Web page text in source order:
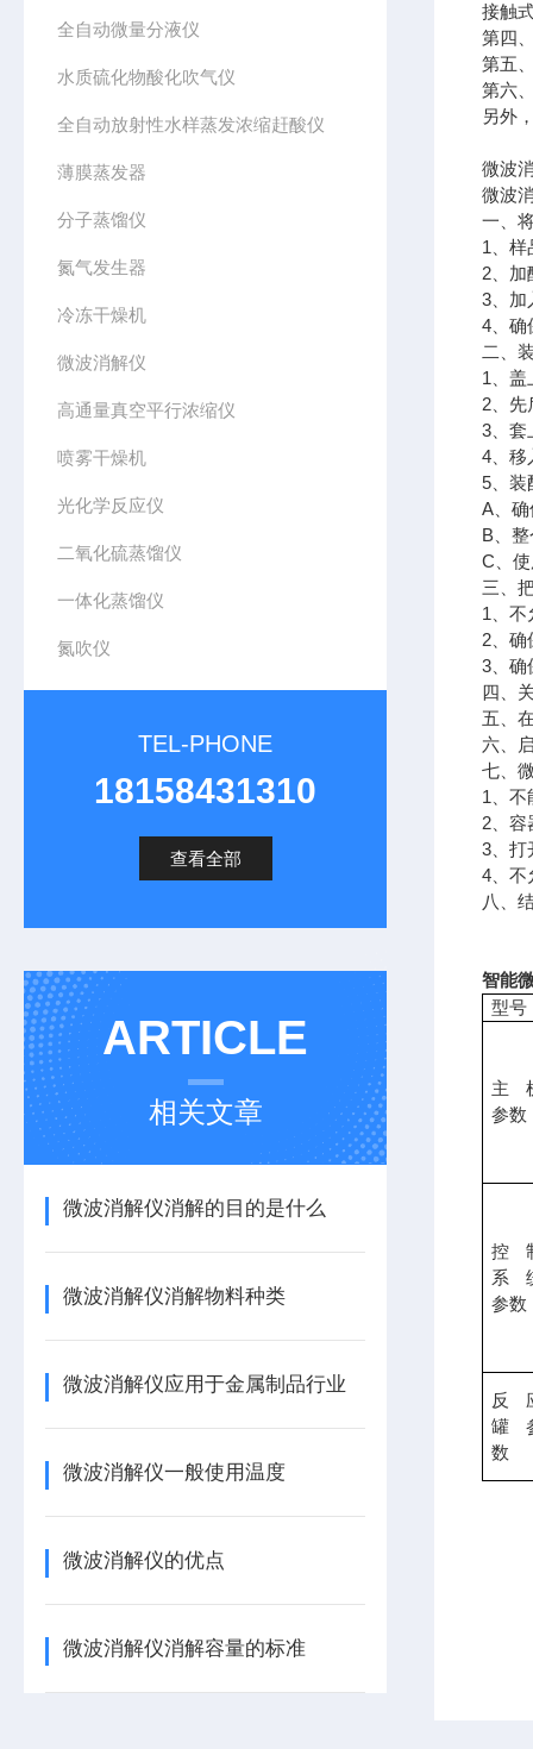
全自动微量分液仪
水质硫化物酸化吹气仪
全自动放射性水样蒸发浓缩赶酸仪
薄膜蒸发器
分子蒸馏仪
氮气发生器
冷冻干燥机
微波消解仪
高通量真空平行浓缩仪
喷雾干燥机
光化学反应仪
二氧化硫蒸馏仪
一体化蒸馏仪
氮吹仪
TEL-PHONE
18158431310
查看全部
ARTICLE
相关文章
微波消解仪消解的目的是什么
微波消解仪消解物料种类
微波消解仪应用于金属制品行业
微波消解仪一般使用温度
微波消解仪的优点
微波消解仪消解容量的标准
接触
第四
第五
第六
另外
微波
微波
一、
1、样
2、加
3、加
4、确
二、
1、盖
2、先
3、套
4、移
5、装
A、
B、
C、
三、
1、不
2、确
3、确
四、
五、
六、
七、
1、不
2、容
3、打
4、不
八、
智能
型号
主
参数
控
系
参数
反
罐
数